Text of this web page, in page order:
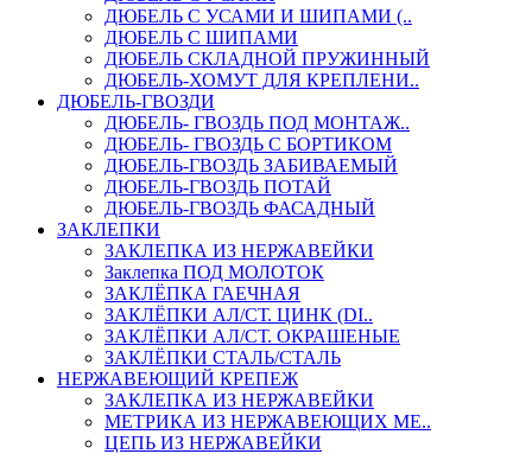
ДЮБЕЛЬ С УСАМИ И ШИПАМИ (..
ДЮБЕЛЬ С ШИПАМИ
ДЮБЕЛЬ СКЛАДНОЙ ПРУЖИННЫЙ
ДЮБЕЛЬ-ХОМУТ ДЛЯ КРЕПЛЕНИ..
ДЮБЕЛЬ-ГВОЗДИ
ДЮБЕЛЬ- ГВОЗДЬ ПОД МОНТАЖ..
ДЮБЕЛЬ- ГВОЗДЬ С БОРТИКОМ
ДЮБЕЛЬ-ГВОЗДЬ ЗАБИВАЕМЫЙ
ДЮБЕЛЬ-ГВОЗДЬ ПОТАЙ
ДЮБЕЛЬ-ГВОЗДЬ ФАСАДНЫЙ
ЗАКЛЕПКИ
ЗАКЛЕПКА ИЗ НЕРЖАВЕЙКИ
Заклепка ПОД МОЛОТОК
ЗАКЛЁПКА ГАЕЧНАЯ
ЗАКЛЁПКИ АЛ/СТ. ЦИНК (DI..
ЗАКЛЁПКИ АЛ/СТ. ОКРАШЕНЫЕ
ЗАКЛЁПКИ СТАЛЬ/СТАЛЬ
НЕРЖАВЕЮЩИЙ КРЕПЕЖ
ЗАКЛЕПКА ИЗ НЕРЖАВЕЙКИ
МЕТРИКА ИЗ НЕРЖАВЕЮЩИХ МЕ..
ЦЕПЬ ИЗ НЕРЖАВЕЙКИ